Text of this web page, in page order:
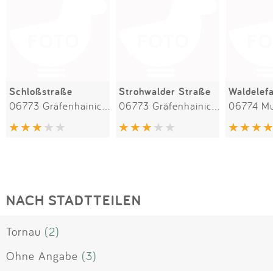
Schloßstraße Strohwalder Straße
06774
NACH STADTTEILEN
Tornau (2)
Ohne Angabe (3)